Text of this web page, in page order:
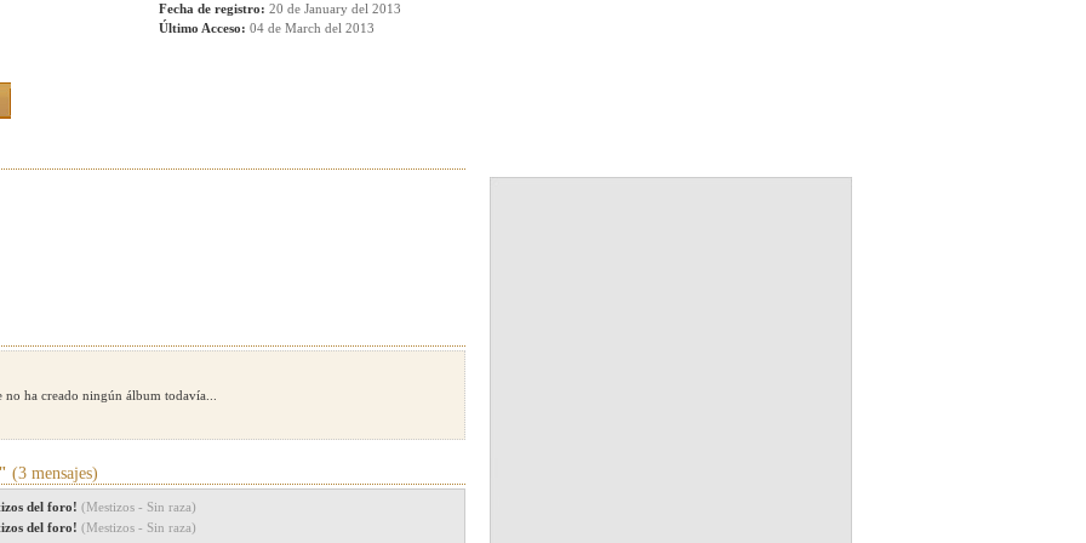
Fecha de registro: 20 de January del 2013
Último Acceso: 04 de March del 2013
ha creado ningún álbum todavía...
(3 mensajes)
del foro! (Mestizos - Sin raza)
del foro! (Mestizos - Sin raza)